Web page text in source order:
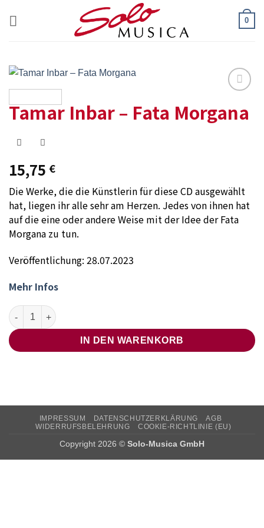
0
wishlist
Tamar Inbar – Fata Morgana
15,75 €
Die Werke, die die Künstlerin für diese CD ausgewählt
hat, liegen ihr alle sehr am Herzen. Jedes von ihnen hat
auf die eine oder andere Weise mit der Idee der Fata
Morgana zu tun.
Veröffentlichung: 28.07.2023
Mehr Infos
Tamar Inbar – Fata Morgana Menge
IN DEN WARENKORB
IMPRESSUM DATENSCHUTZERKLÄRUNG
AGB
WIDERRUFSBELEHRUNG
COOKIE-RICHTLINIE (EU)
Copyright 2026 © Solo-Musica GmbH